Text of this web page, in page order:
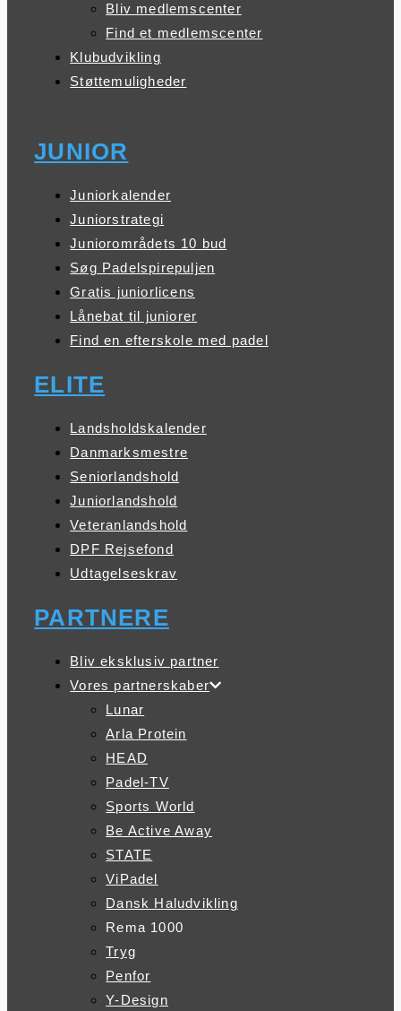
Bliv medlemscenter
Find et medlemscenter
Klubudvikling
Støttemuligheder
JUNIOR
Juniorkalender
Juniorstrategi
Juniorområdets 10 bud
Søg Padelspirepuljen
Gratis juniorlicens
Lånebat til juniorer
Find en efterskole med padel
ELITE
Landsholdskalender
Danmarksmestre
Seniorlandshold
Juniorlandshold
Veteranlandshold
DPF Rejsefond
Udtagelseskrav
PARTNERE
Bliv eksklusiv partner
Vores partnerskaber
Lunar
Arla Protein
HEAD
Padel-TV
Sports World
Be Active Away
STATE
ViPadel
Dansk Haludvikling
Rema 1000
Tryg
Penfor
Y-Design